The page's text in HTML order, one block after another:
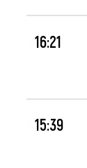
16:21
15:39